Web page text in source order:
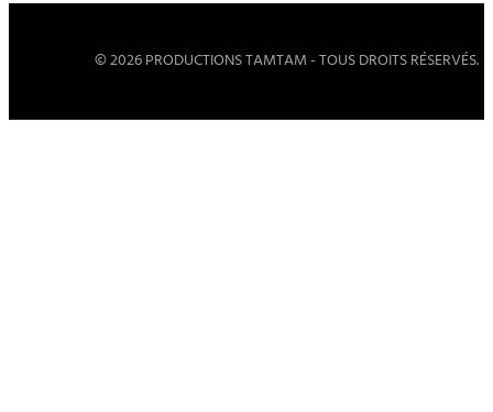
© 2026 PRODUCTIONS TAMTAM - TOUS DROITS RÉSERVÉS.